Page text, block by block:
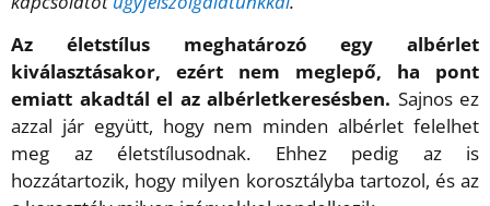
Az életstílus meghatározó egy albérlet
kiválasztásakor, ezért nem meglepő, ha pont
emiatt akadtál el az albérletkeresésben. Sajnos ez
azzal jár együtt, hogy nem minden albérlet felelhet
meg az életstílusodnak. Ehhez pedig az is
hozzátartozik, hogy milyen korosztályba tartozol, és az